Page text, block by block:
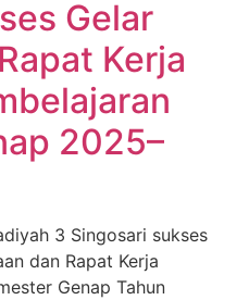
Gelar
Kerja
2025–
3 Singosari sukses
dan Rapat Kerja
Genap Tahun